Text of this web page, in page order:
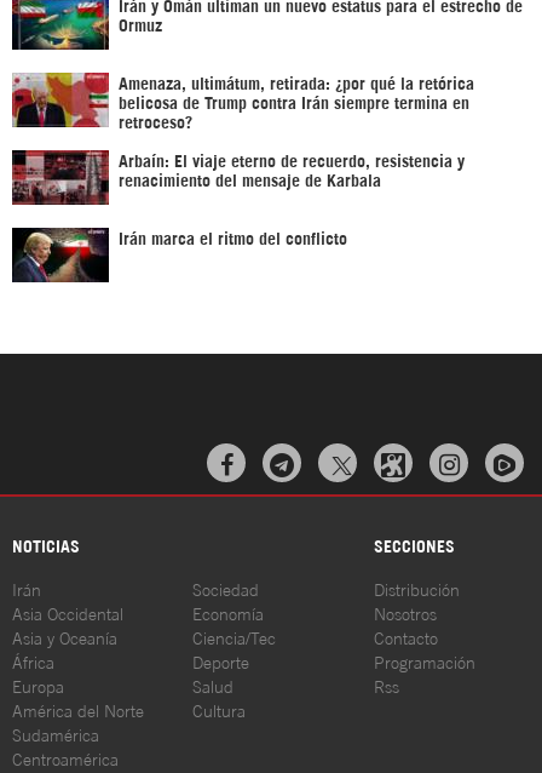
Irán y Omán ultiman un nuevo estatus para el estrecho de
Ormuz
Amenaza, ultimátum, retirada: ¿por qué la retórica
belicosa de Trump contra Irán siempre termina en
retroceso?
Arbaín: El viaje eterno de recuerdo, resistencia y
renacimiento del mensaje de Karbala
Irán marca el ritmo del conflicto
  
NOTICIAS SECCIONES
Irán
Asia Occidental
Asia y Oceanía
África
Europa
América del Norte
Sudamérica
Centroamérica
Sociedad
Economía
Ciencia/Tec
Deporte
Salud
Cultura
Distribución
Nosotros
Contacto
Programación
Rss